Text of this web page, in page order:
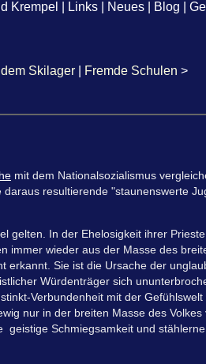
Krempel Links Neues Blog
Skilager Fremde Schulen >
mit dem Nationalsozialismus
resultierende "staunenswerte
gelten. In der Ehelosigkeit ihrer
immer wieder aus der Masse des
Sie ist die Ursache der
Würdenträger sich
Verbundenheit mit der
nur in der breiten Masse des
Schmiegsamkeit und stählerne